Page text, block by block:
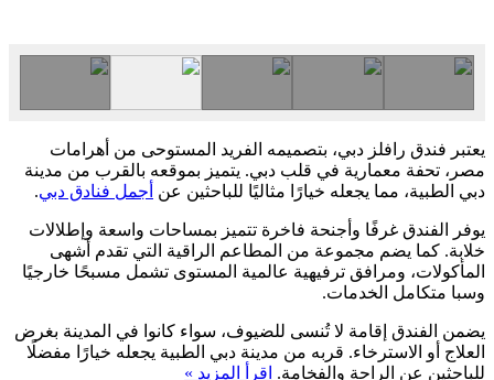
يعتبر فندق رافلز دبي، بتصميمه الفريد المستوحى من أهرامات
مصر، تحفة معمارية في قلب دبي. يتميز بموقعه بالقرب من مدينة
دبي الطبية، مما يجعله خيارًا مثاليًا للباحثين عن أجمل فنادق دبي.
يوفر الفندق غرفًا وأجنحة فاخرة تتميز بمساحات واسعة وإطلالات
خلابة. كما يضم مجموعة من المطاعم الراقية التي تقدم أشهى
المأكولات، ومرافق ترفيهية عالمية المستوى تشمل مسبحًا خارجيًا
وسبا متكامل الخدمات.
يضمن الفندق إقامة لا تُنسى للضيوف، سواء كانوا في المدينة بغرض
العلاج أو الاسترخاء. قربه من مدينة دبي الطبية يجعله خيارًا مفضلًا
للباحثين عن الراحة والفخامة. اقرأ المزيد »